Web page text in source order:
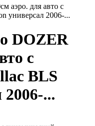
аэро. для авто с
универсал 2006-...
DOZER
с
BLS
2006-...